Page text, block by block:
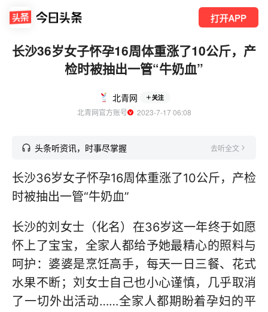
打开APP
长沙36岁女子怀孕16周体重涨了10公斤，产
检时被抽出一管“牛奶血”
北青网 关注
北青网官方账号
  2023-7-17 06:08
头条听资讯，时事尽掌握 去听全文
长沙36岁女子怀孕16周体重涨了10公斤，产检
时被抽出一管“牛奶血”
长沙的刘女士（化名）在36岁这一年终于如愿
怀上了宝宝，全家人都给予她最精心的照料与
呵护：婆婆是烹饪高手，每天一日三餐、花式
水果不断；刘女士自己也小心谨慎，几乎取消
了一切外出活动……全家人都期盼着孕妇的平